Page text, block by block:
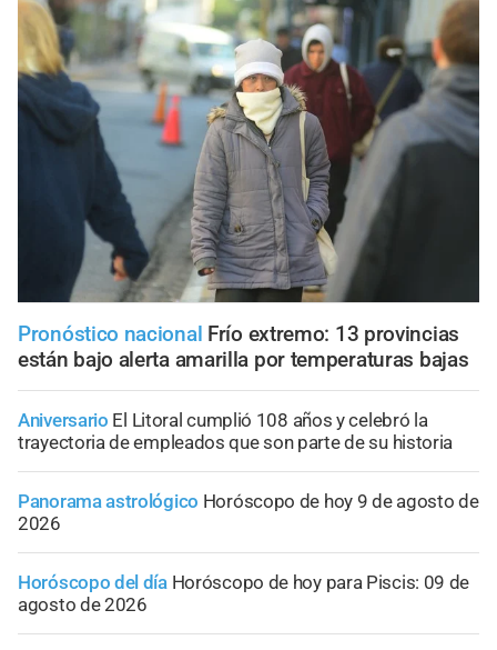
Pronóstico nacional Frío extremo: 13 provincias
están bajo alerta amarilla por temperaturas bajas
Aniversario El Litoral cumplió 108 años y celebró la
trayectoria de empleados que son parte de su historia
Panorama astrológico Horóscopo de hoy 9 de agosto de
2026
Horóscopo del día Horóscopo de hoy para Piscis: 09 de
agosto de 2026